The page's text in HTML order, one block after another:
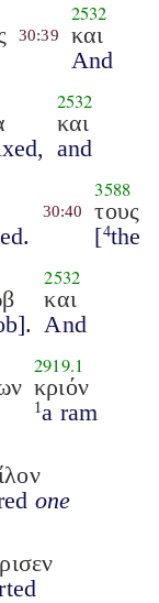
30:39
2532
και
And
2532
και
and
30:40
3588
τους
[4the
2532
και
And
2919.1
κριόν
1 a ram
one